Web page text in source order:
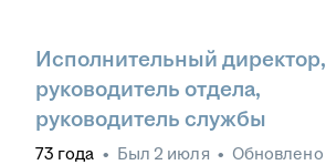
Исполнительный директор,
руководитель отдела,
руководитель службы
73 года • Был 2 июля • Обновлено